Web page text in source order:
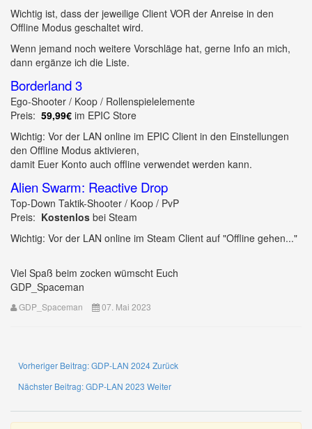
Wichtig ist, dass der jeweilige Client VOR der Anreise in den
Offline Modus geschaltet wird.
Wenn jemand noch weitere Vorschläge hat, gerne Info an mich,
dann ergänze ich die Liste.
Borderland 3
Ego-Shooter / Koop / Rollenspielelemente
Preis: 59,99€ im EPIC Store
Wichtig: Vor der LAN online im EPIC Client in den Einstellungen
den Offline Modus aktivieren,
damit Euer Konto auch offline verwendet werden kann.
Alien Swarm: Reactive Drop
Top-Down Taktik-Shooter / Koop / PvP
Preis: Kostenlos bei Steam
Wichtig: Vor der LAN online im Steam Client auf "Offline gehen..."
Viel Spaß beim zocken wümscht Euch
GDP_Spaceman
GDP_Spaceman 07. Mai 2023
Vorheriger Beitrag: GDP-LAN 2024Zurück
Nächster Beitrag: GDP-LAN 2023 Weiter